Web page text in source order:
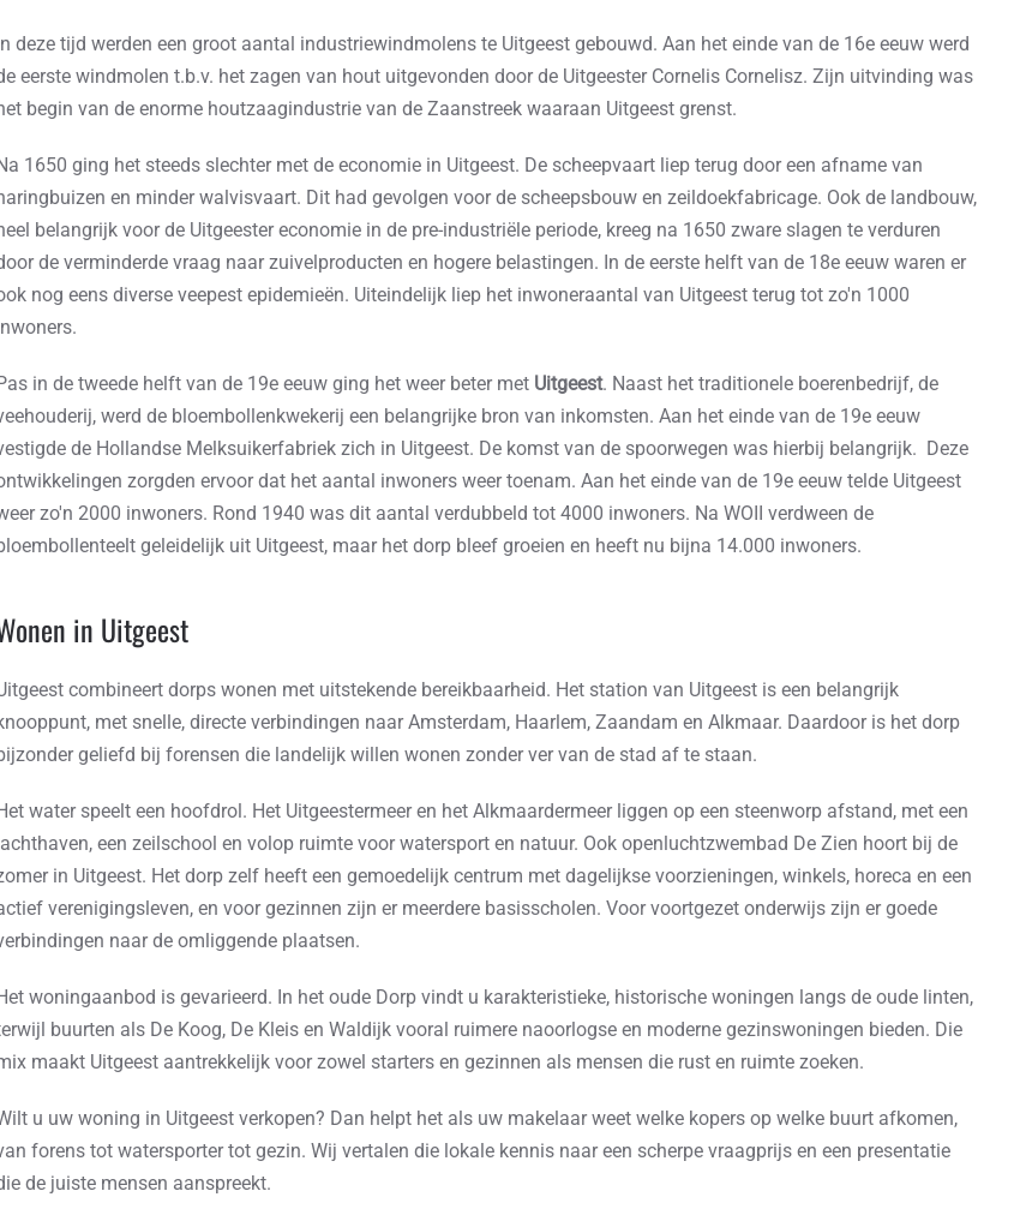
deze tijd werden een groot aantal industriewindmolens te Uitgeest gebouwd. Aan het einde van de 16e eeuw werd
eerste windmolen t.b.v. het zagen van hout uitgevonden door de Uitgeester Cornelis Cornelisz. Zijn uitvinding was
begin van de enorme houtzaagindustrie van de Zaanstreek waaraan Uitgeest grenst.
1650 ging het steeds slechter met de economie in Uitgeest. De scheepvaart liep terug door een afname van
en minder walvisvaart. Dit had gevolgen voor de scheepsbouw en zeildoekfabricage. Ook de landbouw,
belangrijk voor de Uitgeester economie in de pre-industriële periode, kreeg na 1650 zware slagen te verduren
de verminderde vraag naar zuivelproducten en hogere belastingen. In de eerste helft van de 18e eeuw waren er
nog eens diverse veepest epidemieën. Uiteindelijk liep het inwoneraantal van Uitgeest terug tot zo'n 1000
in de tweede helft van de 19e eeuw ging het weer beter met Uitgeest. Naast het traditionele boerenbedrijf, de
werd de bloembollenkwekerij een belangrijke bron van inkomsten. Aan het einde van de 19e eeuw
de Hollandse Melksuikerfabriek zich in Uitgeest. De komst van de spoorwegen was hierbij belangrijk. Deze
zorgden ervoor dat het aantal inwoners weer toenam. Aan het einde van de 19e eeuw telde Uitgeest
zo'n 2000 inwoners. Rond 1940 was dit aantal verdubbeld tot 4000 inwoners. Na WOII verdween de
geleidelijk uit Uitgeest, maar het dorp bleef groeien en heeft nu bijna 14.000 inwoners.
in Uitgeest
combineert dorps wonen met uitstekende bereikbaarheid. Het station van Uitgeest is een belangrijk
met snelle, directe verbindingen naar Amsterdam, Haarlem, Zaandam en Alkmaar. Daardoor is het dorp
geliefd bij forensen die landelijk willen wonen zonder ver van de stad af te staan.
water speelt een hoofdrol. Het Uitgeestermeer en het Alkmaardermeer liggen op een steenworp afstand, met een
een zeilschool en volop ruimte voor watersport en natuur. Ook openluchtzwembad De Zien hoort bij de
in Uitgeest. Het dorp zelf heeft een gemoedelijk centrum met dagelijkse voorzieningen, winkels, horeca en een
verenigingsleven, en voor gezinnen zijn er meerdere basisscholen. Voor voortgezet onderwijs zijn er goede
naar de omliggende plaatsen.
woningaanbod is gevarieerd. In het oude Dorp vindt u karakteristieke, historische woningen langs de oude linten,
buurten als De Koog, De Kleis en Waldijk vooral ruimere naoorlogse en moderne gezinswoningen bieden. Die
maakt Uitgeest aantrekkelijk voor zowel starters en gezinnen als mensen die rust en ruimte zoeken.
u uw woning in Uitgeest verkopen? Dan helpt het als uw makelaar weet welke kopers op welke buurt afkomen,
forens tot watersporter tot gezin. Wij vertalen die lokale kennis naar een scherpe vraagprijs en een presentatie
de juiste mensen aanspreekt.